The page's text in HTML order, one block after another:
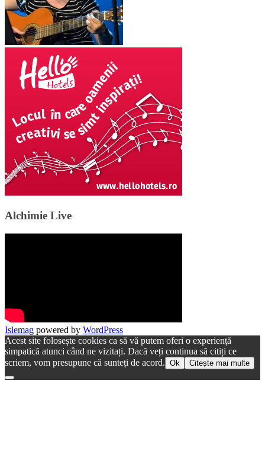
Alchimie Live
Islemag powered by WordPress
Acest site folosește cookies ca să vă putem oferi o experiență
simpatică atunci când ne vizitați. Dacă veți continua să citiți ce
scriem, vom presupune că sunteți de acord. Ok Citește mai multe